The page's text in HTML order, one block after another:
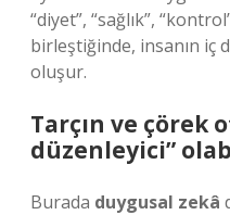
“diyet”, “sağlık”,
birleştiğinde, insanın iç
oluşur.
Tarçın ve çörek
düzenleyici”
Burada duygusal zekâ